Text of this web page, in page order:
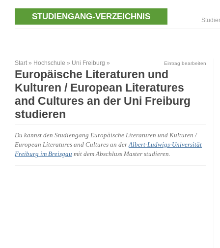
STUDIENGANG-VERZEICHNIS
Start » Hochschule » Uni Freiburg » Eintrag bearbeiten
Europäische Literaturen und
Kulturen / European Literatures
and Cultures an der Uni Freiburg
studieren
Du kannst den Studiengang Europäische Literaturen und Kulturen /
European Literatures and Cultures an derAlbert-Ludwigs-Universität
Freiburg im Breisgau mit dem Abschluss Master studieren.